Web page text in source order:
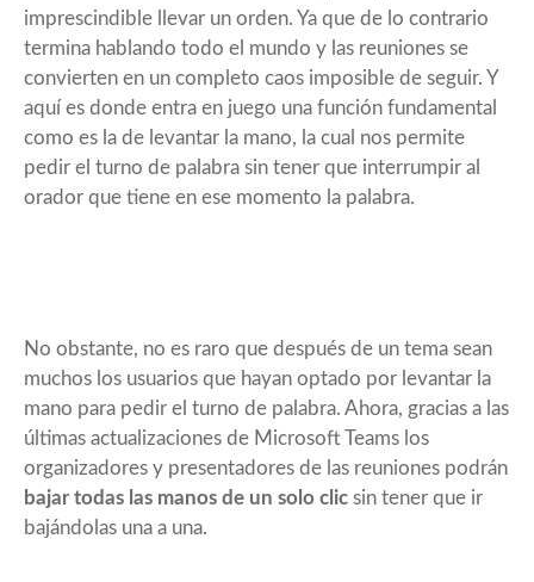
imprescindible llevar un orden. Ya que de lo contrario
termina hablando todo el mundo y las reuniones se
convierten en un completo caos imposible de seguir. Y
aquí es donde entra en juego una función fundamental
como es la de levantar la mano, la cual nos permite
pedir el turno de palabra sin tener que interrumpir al
orador que tiene en ese momento la palabra.
No obstante, no es raro que después de un tema sean
muchos los usuarios que hayan optado por levantar la
mano para pedir el turno de palabra. Ahora, gracias a las
últimas actualizaciones de Microsoft Teams los
organizadores y presentadores de las reuniones podrán
bajar todas las manos de un solo clic sin tener que ir
bajándolas una a una.